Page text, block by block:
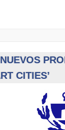
CITIES’